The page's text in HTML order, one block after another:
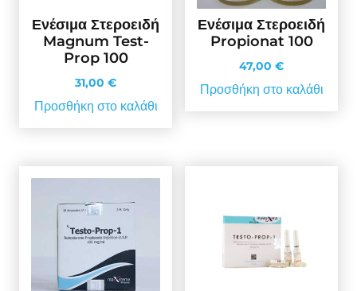
Ενέσιμα Στεροειδή
Magnum Test-
Prop 100
31,00 €
Προσθήκη στο καλάθι
Ενέσιμα Στεροειδή
Propionat 100
47,00 €
Προσθήκη στο καλάθι